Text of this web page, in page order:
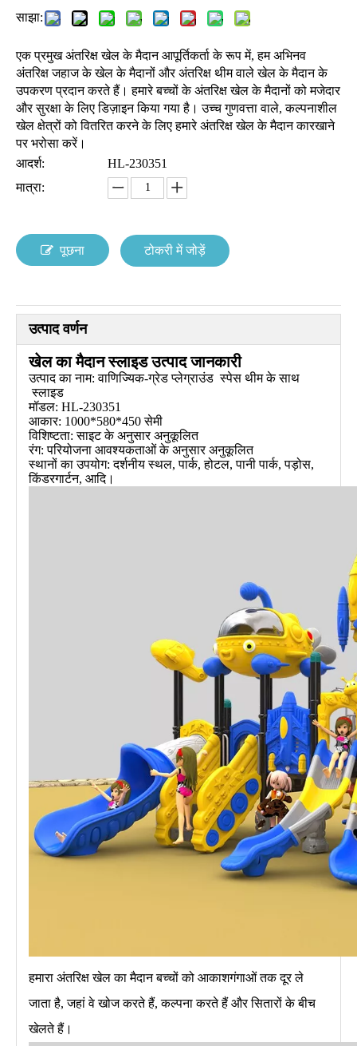
साझा:
एक प्रमुख अंतरिक्ष खेल के मैदान आपूर्तिकर्ता के रूप में, हम अभिनव
अंतरिक्ष जहाज के खेल के मैदानों और अंतरिक्ष थीम वाले खेल के मैदान के
उपकरण प्रदान करते हैं। हमारे बच्चों के अंतरिक्ष खेल के मैदानों को मजेदार
और सुरक्षा के लिए डिज़ाइन किया गया है। उच्च गुणवत्ता वाले, कल्पनाशील
खेल क्षेत्रों को वितरित करने के लिए हमारे अंतरिक्ष खेल के मैदान कारखाने
पर भरोसा करें।
आदर्श:
HL-230351
मात्रा:
पूछना टोकरी में जोड़ें
उत्पाद वर्णन
खेल का मैदान स्लाइड उत्पाद जानकारी
उत्पाद का नाम: वाणिज्यिक-ग्रेड प्लेग्राउंड स्पेस थीम के साथ
स्लाइड
मॉडल: HL-230351
आकार: 1000*580*450 सेमी
विशिष्टता: साइट के अनुसार अनुकूलित
रंग: परियोजना आवश्यकताओं के अनुसार अनुकूलित
स्थानों का उपयोग: दर्शनीय स्थल, पार्क, होटल, पानी पार्क, पड़ोस,
किंडरगार्टन, आदि।
हमारा अंतरिक्ष खेल का मैदान बच्चों को आकाशगंगाओं तक दूर ले
जाता है, जहां वे खोज करते हैं, कल्पना करते हैं और सितारों के बीच
खेलते हैं।